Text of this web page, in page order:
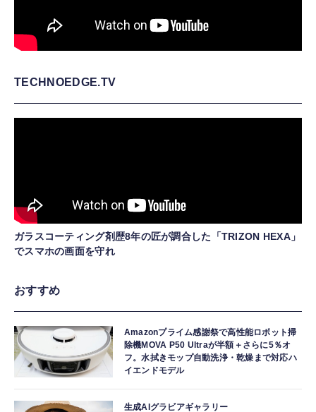
TECHNOEDGE.TV
ガラスコーティング剤歴8年の匠が調合した「TRIZON HEXA」
でスマホの画面を守れ
おすすめ
Amazonプライム感謝祭で高性能ロボット掃
除機MOVA P50 Ultraが半額＋さらに5％オ
フ。水拭きモップ自動洗浄・乾燥まで対応ハ
イエンドモデル
生成AIグラビアギャラリー